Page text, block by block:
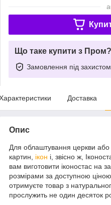
Що таке купити з Пром?
Замовлення під захистом
Доставка
Опис
Для облаштування церкви або
картин, ікон і, звісно ж,
вам виготовити іконостас на
розмірами за доступною
отримуєте товар з
прослужить не один десяток